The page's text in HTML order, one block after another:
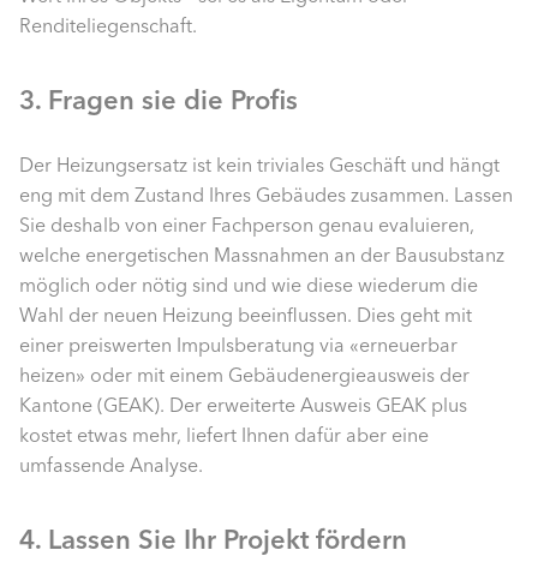
Renditeliegenschaft.
3. Fragen sie die Profis
Der Heizungsersatz ist kein triviales Geschäft und hängt
eng mit dem Zustand Ihres Gebäudes zusammen. Lassen
Sie deshalb von einer Fachperson genau evaluieren,
welche energetischen Massnahmen an der Bausubstanz
möglich oder nötig sind und wie diese wiederum die
Wahl der neuen Heizung beeinflussen. Dies geht mit
einer preiswerten Impulsberatung via «erneuerbar
heizen» oder mit einem Gebäudenergieausweis der
Kantone (GEAK). Der erweiterte Ausweis GEAK plus
kostet etwas mehr, liefert Ihnen dafür aber eine
umfassende Analyse.
4. Lassen Sie Ihr Projekt fördern